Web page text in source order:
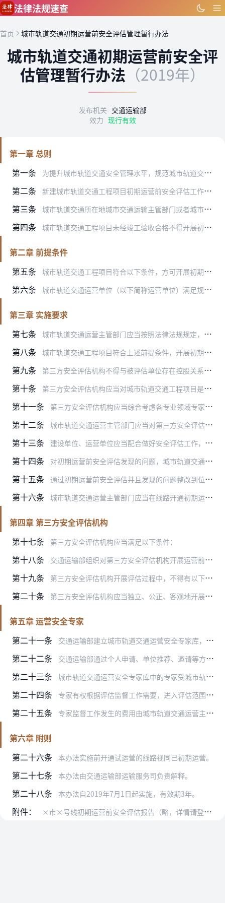
跳到主要内容
法律法规速查
首页 城市轨道交通初期运营前安全评估管理暂行办法
城市轨道交通初期运营前安全评
估管理暂行办法 （2019年）
发布机关 交通运输部
效力 现行有效
第一章 总则
第一条
为提升城市轨道交通安全管理水平，规范城市轨道交通初期运营前安全评估工作，根据《国务院办公厅关于保障城市轨道交通安全运行的意见》（国办发〔2018〕13号）、《城…
第二条 新建城市轨道交通工程项目初期运营前安全评估工作应当按照本办法执行。改扩建城市轨道交通工程项目和城市轨道交通甩项工程需进行初期运营前安全评估的，按照本办法相关规定…
第三条 城市轨道交通所在地城市交通运输主管部门或者城市人民政府指定的城市轨道交通运营主管部门（以下统称城市轨道交通运营主管部门）负责组织第三方安全评估机构实施本行政区域…
第四条 城市轨道交通工程项目未经竣工验收合格不得开展初期运营前安全评估，未通过初期运营前安全评估不得投入初期运营。
第二章 前提条件
第五条
城市轨道交通工程项目符合以下条件，方可开展初期运营前安全评估。
第六条 城市轨道交通运营单位（以下简称运营单位）满足规定的条件，具备安全运营、养护维修和应急处置能力。
第三章 实施要求
第七条
城市轨道交通运营主管部门应当按照法律法规规定，采用公开招标、邀请招标、竞争性谈判、单一来源等方式，确定符合本办法要求的第三方安全评估机构。
第八条 城市轨道交通工程项目符合上述前提条件，开展初期运营前安全评估的，由城市轨道交通建设单位（以下简称建设单位）会同运营单位提交下列材料：
第九条 第三方安全评估机构不得与被评估单位存在控股关系、管理关系等情形的关联关系。第三方安全评估机构不得遴选有以下情形之一的专家参与安全评估工作：
第十条 第三方安全评估机构应当对城市轨道交通工程项目是否满足初期运营前安全评估前提条件进行审核。
第十一条 第三方安全评估机构应当综合考虑各专业领域专家意见，出具初期运营前安全评估报告，报告中应有明确的评估结论，并对评估发现的安全问题提出整改要求、期限与建议措施。初期…
第十二条 城市轨道交通运营主管部门应当对第三方安全评估机构的安全评估工作进行监督，根据实际需要可从交通运输部城市轨道交通运营安全专家库中聘请专家协助开展监督工作，聘请的专…
第十三条 建设单位、运营单位应当配合做好安全评估工作，及时报告有关情况，提供相应文档资料，并对报告情况和提供资料的真实性负责。
第十四条 对初期运营前安全评估发现的问题，城市轨道交通运营主管部门应当会同建设主管部门督促建设单位和运营单位限期整改到位，对于涉及多部门管理职责、影响运营安全的重大问题，…
第十五条 通过初期运营前安全评估并且发现的问题整改到位后，城市轨道交通运营主管部门依法向城市人民政府报告评估情况并申请办理初期运营手续，运营单位与建设单位签订运营接管协议…
第十六条 城市轨道交通运营主管部门应当在线路开通初期运营后1个月内，将初期运营前安全评估报告、评估发现问题整改情况，以及线路初期运营时间、线路制式、里程、车站数、换乘车站…
第四章 第三方安全评估机构
第十七条
第三方安全评估机构应当满足以下条件：
第十八条 交通运输部组织对第三方安全评估机构开展运营前安全评估的实际情况和效果进行评价，并向社会公告评价结果，为城市轨道交通运营主管部门选择第三方安全评估机构提供参考。
第十九条 第三方安全评估机构开展评估过程中，不得有以下行为：
第二十条 第三方安全评估机构应当独立、公正、客观地开展安全评估，对出具的安全评估报告负责。主持该安全评估业务的人员应当具备统筹协调各专业领域、总体把控安全评估质量的能力，…
第五章 运营安全专家
第二十一条
交通运输部建立城市轨道交通运营安全专家库，专家库专家涵盖城市轨道交通运营管理、土建工程、车辆、供电、通信、信号、机电等领域。
第二十二条 交通运输部通过个人申请、单位推荐、邀请等方式组织遴选确定专家库名单，并不定期更新。专家库专家应当符合以下条件：
第二十三条 城市轨道交通运营安全专家库中的专家受城市轨道交通运营主管部门聘请，对初期运营前安全评估协助开展监督工作时，应对第三方安全评估机构的工作程序、执行标准等合规性进行…
第二十四条 专家有权根据评估监督工作需要，进入评估范围内任何区域进行现场踏勘、资料查阅、数据调取、人员问询等工作。第三方安全评估机构、运营单位、建设单位等应当为专家监督工作…
第二十五条 专家监督工作发生的费用由城市轨道交通运营主管部门按规定列支。
第六章 附则
第二十六条
本办法实施前开通试运营的线路视同已初期运营。
第二十七条 本办法由交通运输部运输服务司负责解释。
第二十八条 本办法自2019年7月1日起实施，有效期3年。
附件： ×市×号线初期运营前安全评估报告（略，详情请登录交通运输部网站）